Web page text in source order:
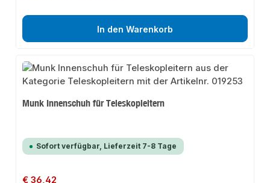
In den Warenkorb
Munk Innenschuh für Teleskopleitern
Sofort verfügbar, Lieferzeit 7-8 Tage
Regulärer Preis:
€ 36,42